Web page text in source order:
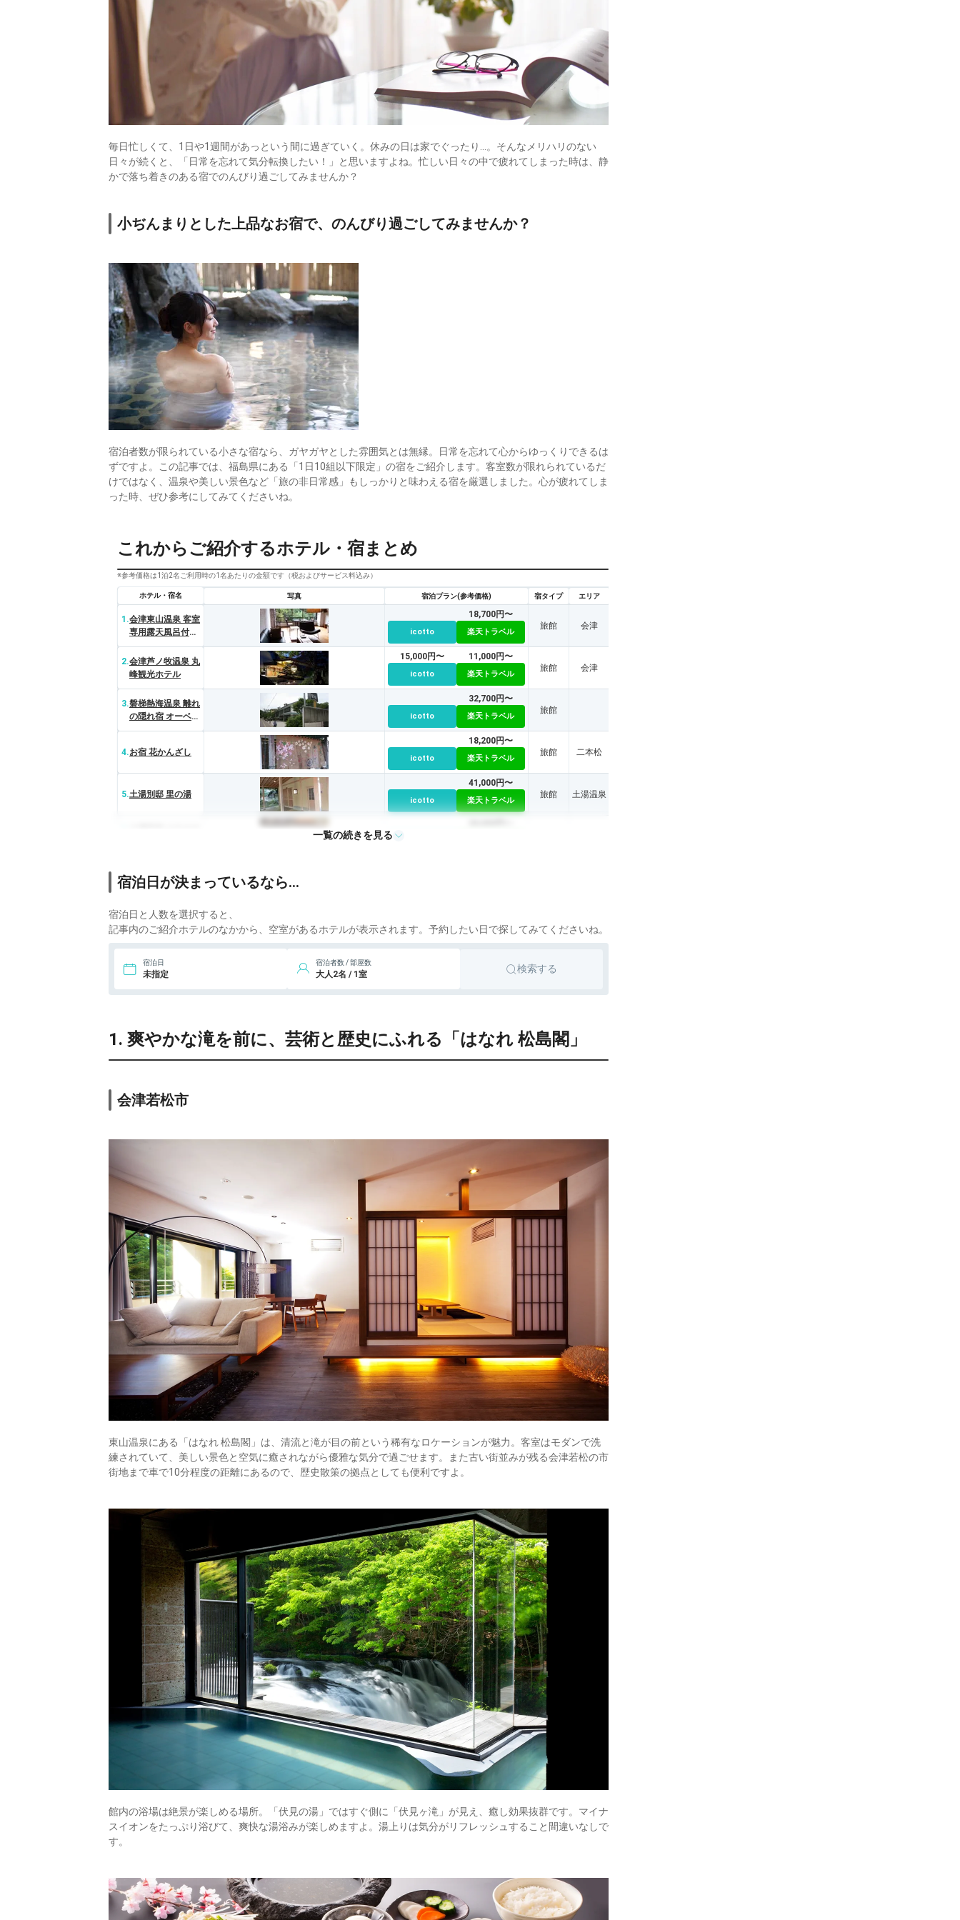
毎日忙しくて、1日や1週間があっという間に過ぎていく。休みの日は家でぐったり…。そんなメリハリのない
日々が続くと、「日常を忘れて気分転換したい！」と思いますよね。忙しい日々の中で疲れてしまった時は、静
かで落ち着きのある宿でのんびり過ごしてみませんか？
小ぢんまりとした上品なお宿で、のんびり過ごしてみませんか？
宿泊者数が限られている小さな宿なら、ガヤガヤとした雰囲気とは無縁。日常を忘れて心からゆっくりできるは
ずですよ。この記事では、福島県にある「1日10組以下限定」の宿をご紹介します。客室数が限れられているだ
けではなく、温泉や美しい景色など「旅の非日常感」もしっかりと味わえる宿を厳選しました。心が疲れてしま
った時、ぜひ参考にしてみてくださいね。
これからご紹介するホテル・宿まとめ
※参考価格は1泊2名ご利用時の1名あたりの金額です（税およびサービス料込み）
ホテル・宿名 写真 宿泊プラン(参考価格) 宿タイプ エリア
1.会津東山温泉 客室
専用露天風呂付の
スイートルーム は
なれ 松島閣
icotto
18,700円〜
楽天トラベル
旅館 会津
2.会津芦ノ牧温泉 丸
峰観光ホテル
15,000円〜
icotto
11,000円〜
楽天トラベル
旅館 会津
3.磐梯熱海温泉 離れ
の隠れ宿 オーベル
ジュ鈴鐘
icotto
32,700円〜
楽天トラベル
旅館
4.お宿 花かんざし
icotto
18,200円〜
楽天トラベル
旅館 二本松
5.土湯別邸 里の湯
icotto
41,000円〜
楽天トラベル
旅館 土湯温泉
7.
奥たまかわ温泉 す
わや
一覧の続きを見る
宿泊日が決まっているなら…
宿泊日と人数を選択すると、
記事内のご紹介ホテルのなかから、空室があるホテルが表示されます。予約したい日で探してみてくださいね。
宿泊日
未指定
宿泊者数 / 部屋数
大人2名 / 1室 検索する
1. 爽やかな滝を前に、芸術と歴史にふれる「はなれ 松島閣」
会津若松市
東山温泉にある「はなれ 松島閣」は、清流と滝が目の前という稀有なロケーションが魅力。客室はモダンで洗
練されていて、美しい景色と空気に癒されながら優雅な気分で過ごせます。また古い街並みが残る会津若松の市
街地まで車で10分程度の距離にあるので、歴史散策の拠点としても便利ですよ。
館内の浴場は絶景が楽しめる場所。「伏見の湯」ではすぐ側に「伏見ヶ滝」が見え、癒し効果抜群です。マイナ
スイオンをたっぷり浴びて、爽快な湯浴みが楽しめますよ。湯上りは気分がリフレッシュすること間違いなしで
す。